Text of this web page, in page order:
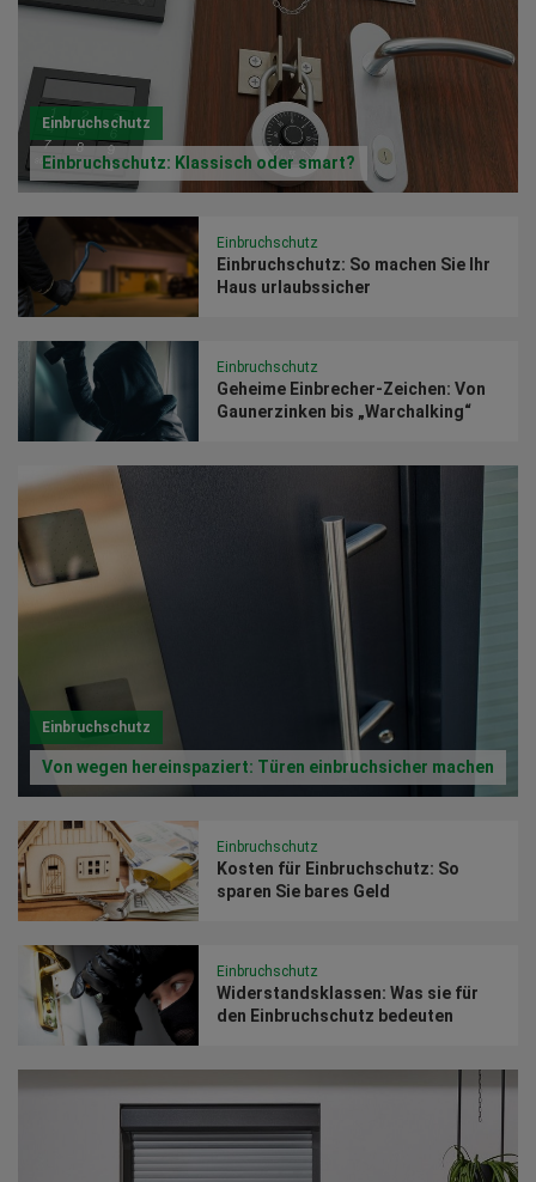
Einbruchschutz
Einbruchschutz: Klassisch oder smart?
Einbruchschutz
Einbruchschutz: So machen Sie Ihr
Haus urlaubssicher
Einbruchschutz
Geheime Einbrecher-Zeichen: Von
Gaunerzinken bis „Warchalking“
Einbruchschutz
Von wegen hereinspaziert: Türen einbruchsicher machen
Einbruchschutz
Kosten für Einbruchschutz: So
sparen Sie bares Geld
Einbruchschutz
Widerstandsklassen: Was sie für
den Einbruchschutz bedeuten